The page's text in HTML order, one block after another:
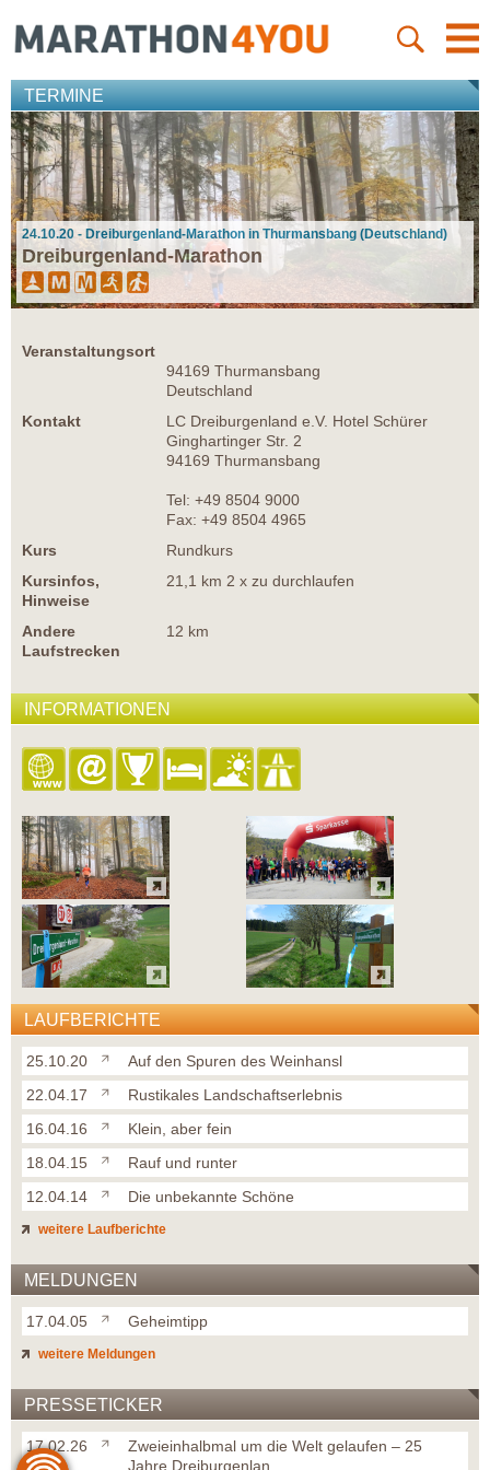
TERMINE
24.10.20 - Dreiburgenland-Marathon in Thurmansbang (Deutschland)
Dreiburgenland-Marathon
Veranstaltungsort
94169 Thurmansbang
Deutschland
Kontakt
LC Dreiburgenland e.V. Hotel Schürer
Ginghartinger Str. 2
94169 Thurmansbang
Tel: +49 8504 9000
Fax: +49 8504 4965
Kurs
Rundkurs
Kursinfos,
Hinweise
21,1 km 2 x zu durchlaufen
Andere
Laufstrecken
12 km
INFORMATIONEN
LAUFBERICHTE
25.10.20
Auf den Spuren des Weinhansl
22.04.17
Rustikales Landschaftserlebnis
16.04.16
Klein, aber fein
18.04.15
Rauf und runter
12.04.14
Die unbekannte Schöne
weitere Laufberichte
MELDUNGEN
17.04.05 Geheimtipp
weitere Meldungen
PRESSETICKER
17.02.26
Zweieinhalbmal um die Welt gelaufen – 25
Jahre Dreiburgenlan...